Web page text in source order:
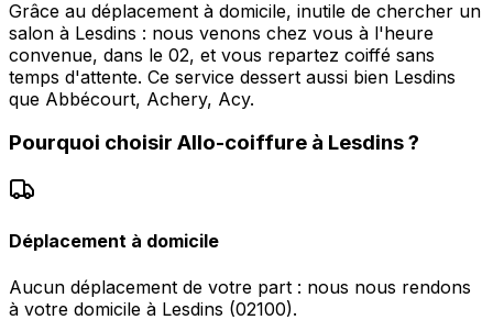
Grâce au déplacement à domicile, inutile de chercher un
salon à Lesdins : nous venons chez vous à l'heure
convenue, dans le 02, et vous repartez coiffé sans
temps d'attente. Ce service dessert aussi bien Lesdins
que Abbécourt, Achery, Acy.
Pourquoi choisir Allo-coiffure à Lesdins?
Déplacement à domicile
Aucun déplacement de votre part : nous nous rendons
à votre domicile à Lesdins (02100).